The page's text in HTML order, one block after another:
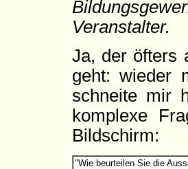
Veranstalter.
Ja, der öfters
geht: wieder
schneite mir
komplexe
Bildschirm:
"Wie beurteilen Sie die